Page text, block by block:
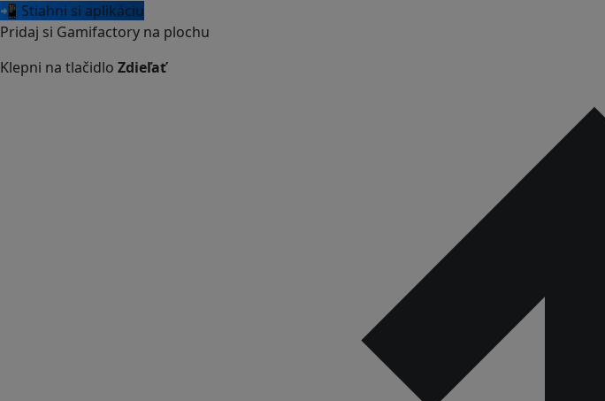
📲 Stiahni si aplikáciu
Pridaj si Gamifactory na plochu
Klepni na tlačidlo Zdieľať